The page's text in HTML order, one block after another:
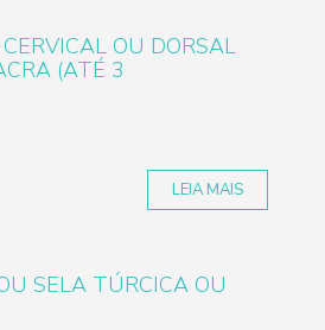
OU DORSAL
(ATÉ 3
LEIA MAIS
SELA TÚRCICA OU